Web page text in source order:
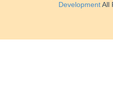
DevelopmentAll